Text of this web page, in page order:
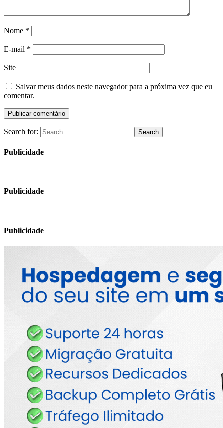
Nome *
E-mail *
Site
Salvar meus dados neste navegador para a próxima vez que eu
comentar.
Search for: Search
Publicidade
Publicidade
Publicidade